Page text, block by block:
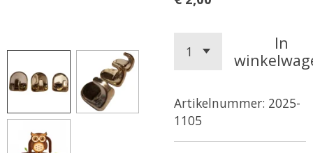
In
Artikelnummer: 2025-
1105